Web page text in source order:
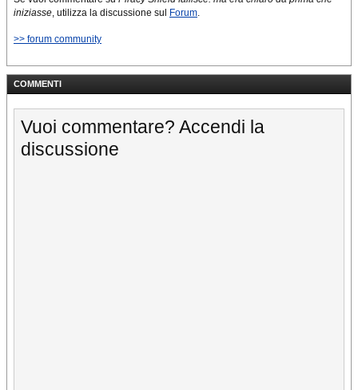
iniziasse, utilizza la discussione sul Forum.
>> forum community
COMMENTI
Vuoi commentare? Accendi la
discussione